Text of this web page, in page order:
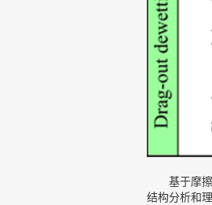
基于摩擦
结构分析和